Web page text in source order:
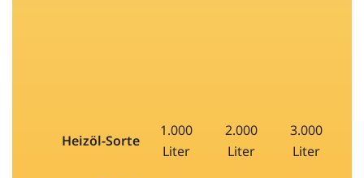
Heizöl-Sorte
1.000
Liter
2.000
Liter
3.000
Liter